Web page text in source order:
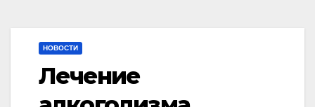
НОВОСТИ
Лечение